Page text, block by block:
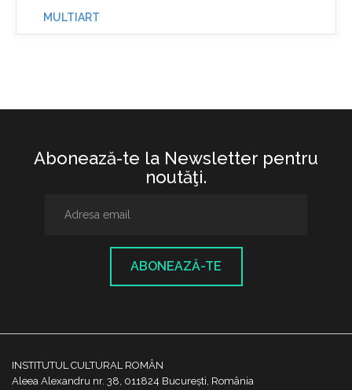
MULTIART
Abonează-te la Newsletter pentru
noutăţi.
ABONEAZĂ-TE
INSTITUTUL CULTURAL ROMÂN
Aleea Alexandru nr. 38, 011824 București, România